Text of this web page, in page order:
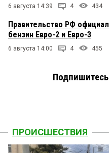
6 августа 14:39 4 434
Правительство РФ
бензин Евро-2 и Евро-3
6 августа 14:00 4 455
ПРОИСШЕСТВИЯ